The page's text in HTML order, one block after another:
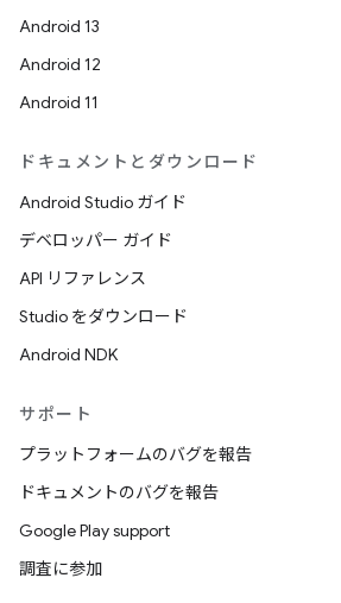
Android 13
Android 12
Android 11
ドキュメントとダウンロード
Android Studio ガイド
デベロッパー ガイド
API リファレンス
Studio をダウンロード
Android NDK
サポート
プラットフォームのバグを報告
ドキュメントのバグを報告
Google Play support
調査に参加